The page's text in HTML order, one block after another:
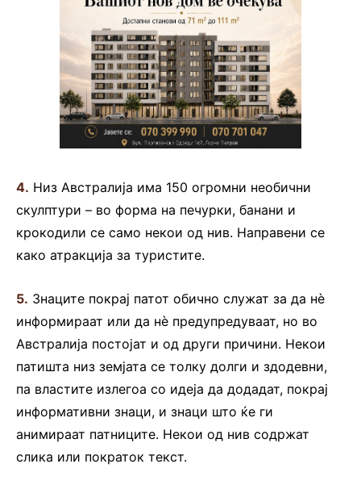
4. Низ Австралија има 150 огромни необични
скулптури – во форма на печурки, банани и
крокодили се само некои од нив. Направени се
како атракција за туристите.
5. Знаците покрај патот обично служат за да нè
информираат или да нè предупредуваат, но во
Австралија постојат и од други причини. Некои
патишта низ земјата се толку долги и здодевни,
па властите излегоа со идеја да додадат, покрај
информативни знаци, и знаци што ќе ги
анимираат патниците. Некои од нив содржат
слика или пократок текст.